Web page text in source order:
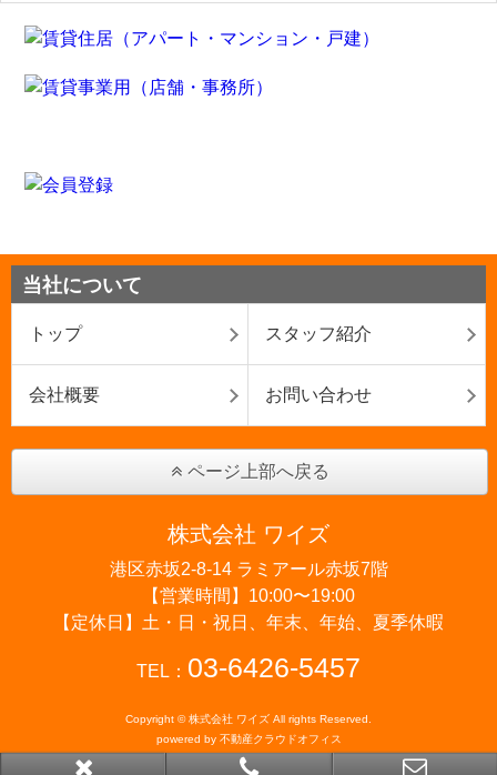
当社について
トップ スタッフ紹介
会社概要 お問い合わせ
ページ上部へ戻る
株式会社 ワイズ
港区赤坂2-8-14 ラミアール赤坂7階
【営業時間】10:00〜19:00
【定休日】土・日・祝日、年末、年始、夏季休暇
TEL： 03-6426-5457
Copyright © 株式会社 ワイズ All rights Reserved.
powered by 不動産クラウドオフィス